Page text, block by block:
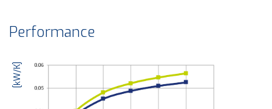
Performance
[kW/K]